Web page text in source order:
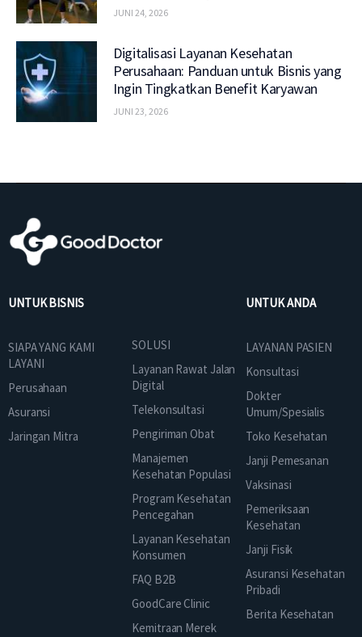
JUNI 24, 2026
Digitalisasi Layanan Kesehatan
Perusahaan: Panduan untuk Bisnis yang
Ingin Tingkatkan Benefit Karyawan
JUNI 23, 2026
UNTUK BISNIS
SIAPA YANG KAMI
LAYANI
Perusahaan
Asuransi
Jaringan Mitra
SOLUSI
Layanan Rawat Jalan
Digital
Telekonsultasi
Pengiriman Obat
Manajemen
Kesehatan Populasi
Program Kesehatan
Pencegahan
Layanan Kesehatan
Konsumen
FAQ B2B
GoodCare Clinic
Kemitraan Merek
UNTUK ANDA
LAYANAN PASIEN
Konsultasi
Dokter
Umum/Spesialis
Toko Kesehatan
Janji Pemesanan
Vaksinasi
Pemeriksaan
Kesehatan
Janji Fisik
Asuransi Kesehatan
Pribadi
Berita Kesehatan